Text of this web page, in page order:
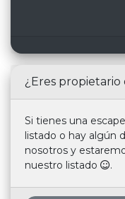
¿Eres
Si tienes una
listado o hay algún
nosotros y
nuestro listado
.